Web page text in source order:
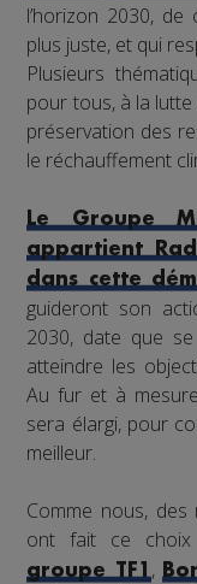
l’horizon 2030,
plus juste, et qui
Plusieurs
pour tous, à la
préservation des
le réchauffement
Le Groupe
appartient
dans cette
guideront son
2030, date que
atteindre les
Au fur et à
sera élargi, pour
meilleur.
Comme nous, des
ont fait ce
groupe TF1 ,